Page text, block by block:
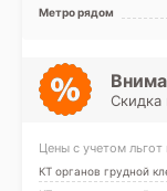
Метро рядом
Цены с учетом
КТ органов грудной